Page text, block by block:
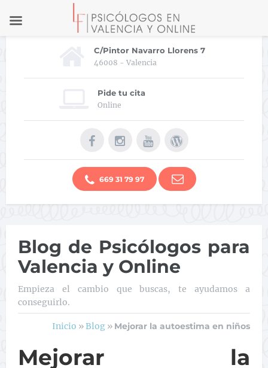
C/Pintor Navarro Llorens 7
46008 - Valencia
Pide tu cita
Online
669 31 79 97
Blog de Psicólogos para
Valencia y Online
Empieza el cambio que buscas, te ayudamos a
conseguirlo.
Inicio »Blog » Mejorar la autoestima en niños
Mejorar la